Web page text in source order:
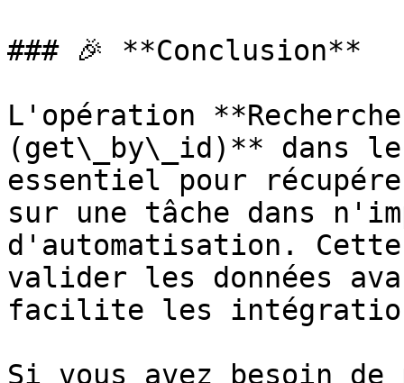
### 🎉 **Conclusion**
L'opération
(get\_by\_id)** dans
essentiel pour
sur une tâche dans
d'automatisation.
valider les données
facilite les
Si vous avez besoin